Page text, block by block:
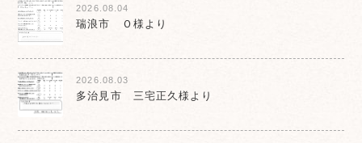
2026.08.04
瑞浪市 Ｏ様より
2026.08.03
多治見市 三宅正久様より